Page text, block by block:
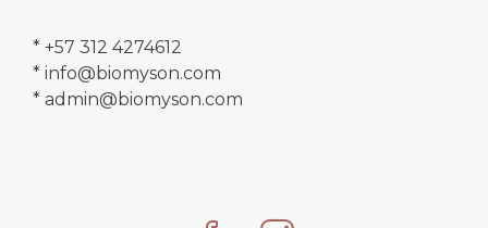
* +57 312 4274612
* info@biomyson.com
* admin@biomyson.com